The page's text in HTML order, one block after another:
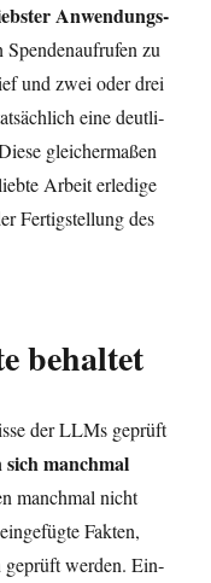
Anwen­dungs­
Spen­den­auf­ru­fen zu
und zwei oder drei
eine deut­li­
glei­cher­ma­ßen
Arbeit erle­di­ge
Fer­tig­stel­lung des
behaltet
der LLMs geprüft
sich manch­mal
manch­mal nicht
Fak­ten,
geprüft wer­den. Ein­